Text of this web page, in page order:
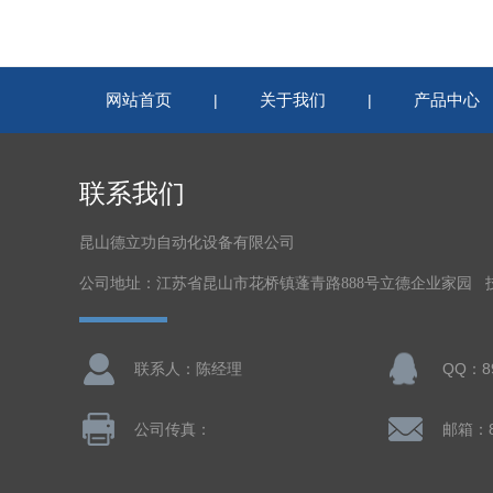
网站首页 | 关于我们 | 产品中心
联系我们
昆山德立功自动化设备有限公司
公司地址：江苏省昆山市花桥镇蓬青路888号立德企业家园
联系人：陈经理 QQ：
公司传真： 邮箱